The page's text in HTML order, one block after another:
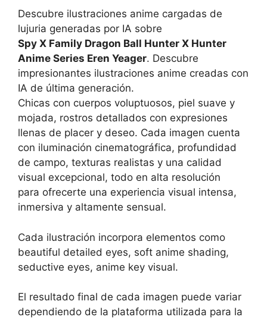
Descubre ilustraciones anime cargadas de
lujuria generadas por IA sobre
Spy X Family Dragon Ball Hunter X Hunter
Anime Series Eren Yeager. Descubre
impresionantes ilustraciones anime creadas con
IA de última generación.
Chicas con cuerpos voluptuosos, piel suave y
mojada, rostros detallados con expresiones
llenas de placer y deseo. Cada imagen cuenta
con iluminación cinematográfica, profundidad
de campo, texturas realistas y una calidad
visual excepcional, todo en alta resolución
para ofrecerte una experiencia visual intensa,
inmersiva y altamente sensual.
Cada ilustración incorpora elementos como
beautiful detailed eyes, soft anime shading,
seductive eyes, anime key visual.
El resultado final de cada imagen puede variar
dependiendo de la plataforma utilizada para la